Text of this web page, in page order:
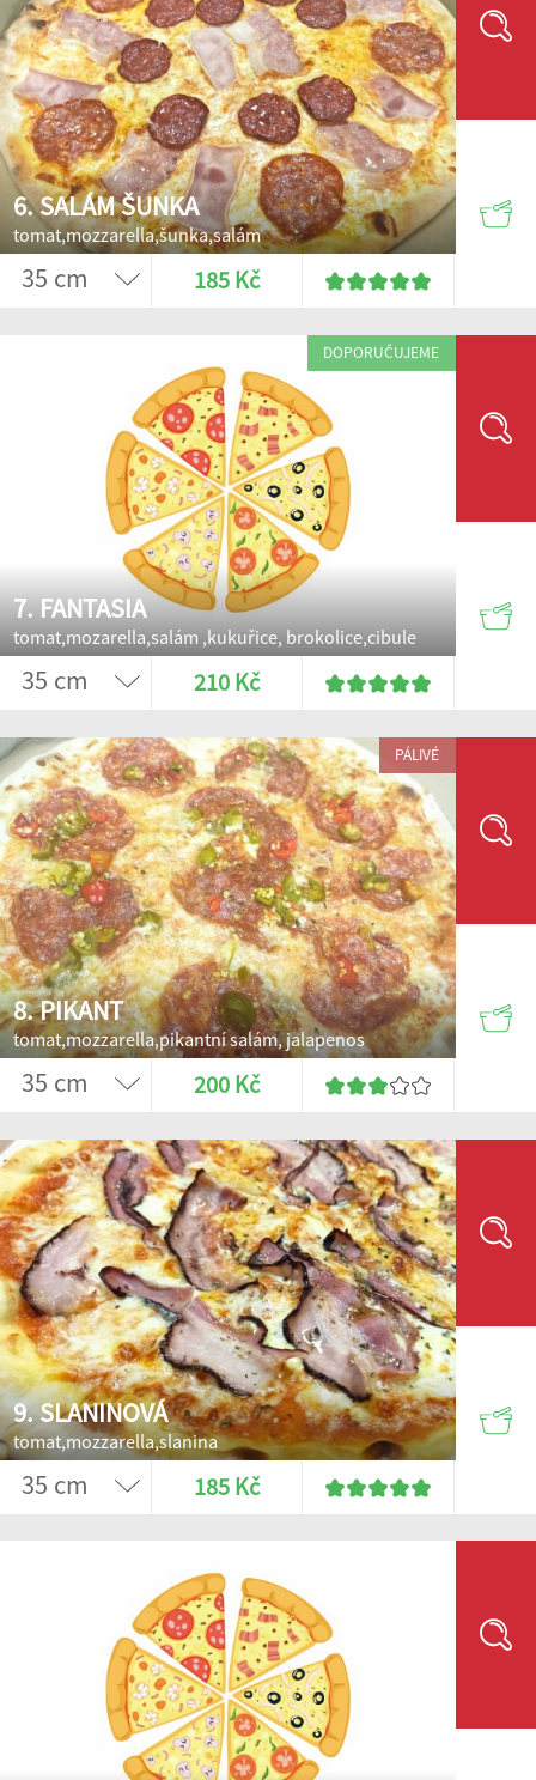
6. SALÁM ŠUNKA
tomat,mozzarella,šunka,salám
185 Kč
DOPORUČUJEME
7. FANTASIA
tomat,mozarella,salám ,kukuřice, brokolice,cibule
210 Kč
PÁLIVÉ
8. PIKANT
tomat,mozzarella,pikantní salám, jalapenos
200 Kč
9. SLANINOVÁ
tomat,mozzarella,slanina
185 Kč